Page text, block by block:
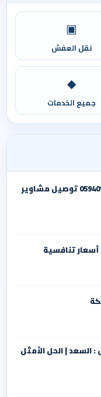
▣
نقل العفش
◆
جميع الخدمات
دباب نقل عفش جدة 0594014695 توصيل مشاوير
تنافسية
السعد | الحل الأمثل